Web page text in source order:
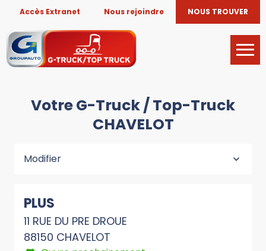
Accès Extranet Nous rejoindre NOUS TROUVER
Votre G-Truck / Top-Truck
CHAVELOT
Modifier
PLUS
11 RUE DU PRE DROUE
88150 CHAVELOT